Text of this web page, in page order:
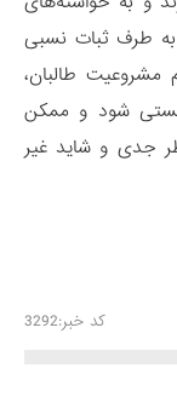
به طرف ثبات نسبی
طالبان،
شود و ممکن
جدی و شاید غیر
کد خبر:3292